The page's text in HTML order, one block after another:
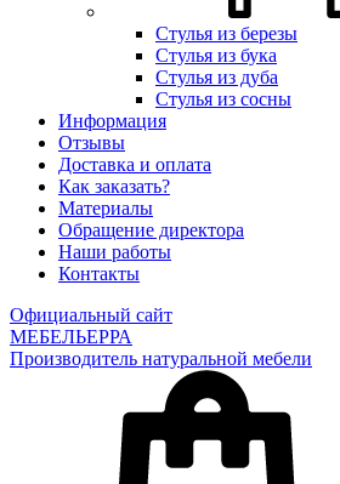
Стулья из березы
Стулья из бука
Стулья из дуба
Стулья из сосны
Информация
Отзывы
Доставка и оплата
Как заказать?
Материалы
Обращение директора
Наши работы
Контакты
Официальный сайт
МЕБЕЛЬЕРРА
Производитель натуральной мебели